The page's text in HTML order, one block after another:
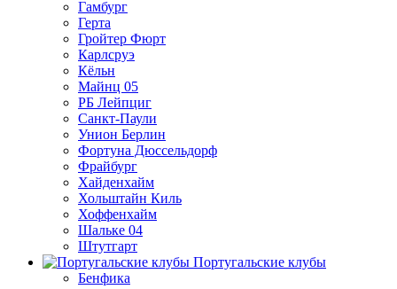
Гамбург
Герта
Гройтер Фюрт
Карлсруэ
Кёльн
Майнц 05
РБ Лейпциг
Санкт-Паули
Унион Берлин
Фортуна Дюссельдорф
Фрайбург
Хайденхайм
Хольштайн Киль
Хоффенхайм
Шальке 04
Штутгарт
Португальские клубы
Бенфика